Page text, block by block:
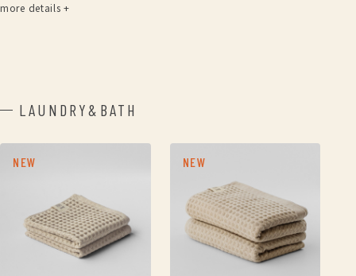
more details +
LAUNDRY&BATH
NEW NEW